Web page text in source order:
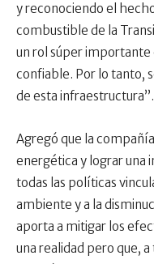
y reconociendo el
combustible de la
un rol súper importante
confiable. Por lo tanto,
de esta infraestructura”.
Agregó que la
energética y lograr una
todas las políticas
ambiente y a la
aporta a mitigar los
una realidad pero que,